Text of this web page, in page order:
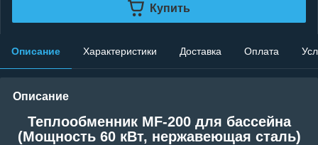
Купить
Описание Характеристики Доставка Оплата
Описание
Теплообменник MF-200 для бассейна
(Мощность 60 кВт, нержавеющая сталь)